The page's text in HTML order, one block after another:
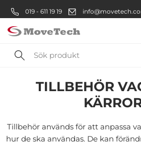
019 - 611 19 19
Sök
produktVerkstad Kärror
TILLBEHÖR
Tillbehör används för att anpassa
hur de ska användas. De kan
Välkommen! Välj
handla:
Företag